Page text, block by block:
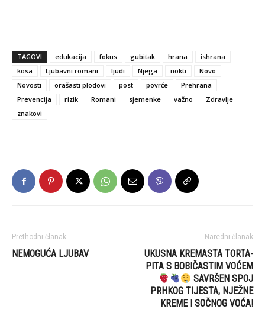
TAGOVI edukacija fokus gubitak hrana
ishrana
kosa
Ljubavni romani ljudi Njega nokti
Novo
Novosti
orašasti plodovi post povrće
Prehrana
Prevencija
rizik Romani sjemenke važno
Zdravlje
znakovi
Prethodni članak
NEMOGUĆA LJUBAV
Naredni članak
UKUSNA KREMASTA TORTA-
PITA S BOBIČASTIM VOĆEM
SAVRŠEN SPOJ
PRHKOG TIJESTA, NJEŽNE
KREME I SOČNOG VOĆA!